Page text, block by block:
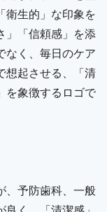
衛生的」な印象を
」「信頼感」を添
なく、毎日のケア
想起させる、「清
を象徴するロゴで
、予防歯科、一般